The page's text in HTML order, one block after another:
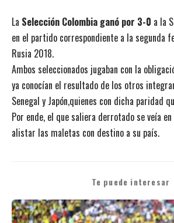
La Selección Colombia ganó por 3-0 a la
en el partido correspondiente a la segunda
Rusia 2018.
Ambos seleccionados jugaban con la
ya conocían el resultado de los otros
Senegal y Japón,quienes con dicha paridad
Por ende, el que saliera derrotado se veía
alistar las maletas con destino a su país.
Te puede interesar